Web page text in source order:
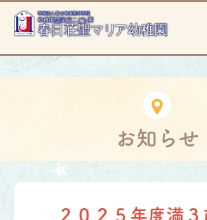
お知らせ
２０２５年度満